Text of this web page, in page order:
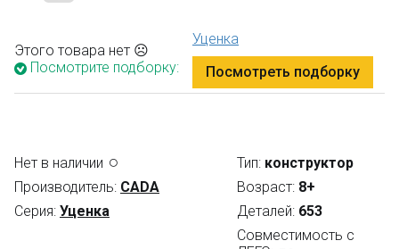
Этого товара нет ☹
Посмотрите подборку:
Уценка
Посмотреть подборку
Нет в наличии
Производитель: CADA
Серия: Уценка
Тип: конструктор
Возраст: 8+
Деталей: 653
Совместимость с